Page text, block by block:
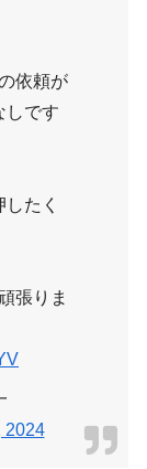
依頼が
しです
たく
張りま
2024